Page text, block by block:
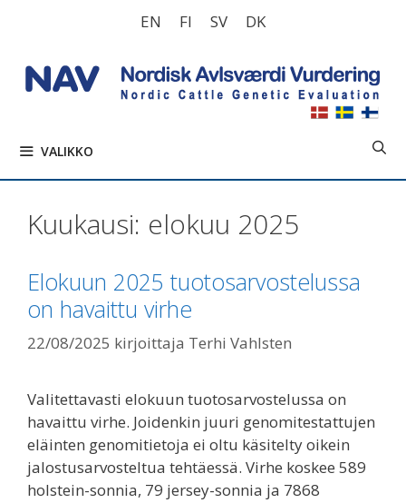
EN FI SV DK
VALIKKO
Kuukausi: elokuu 2025
Elokuun 2025 tuotosarvostelussa
on havaittu virhe
22/08/2025 kirjoittaja Terhi Vahlsten
Valitettavasti elokuun tuotosarvostelussa on
havaittu virhe. Joidenkin juuri genomitestattujen
eläinten genomitietoja ei oltu käsitelty oikein
jalostusarvosteltua tehtäessä. Virhe koskee 589
holstein-sonnia, 79 jersey-sonnia ja 7868